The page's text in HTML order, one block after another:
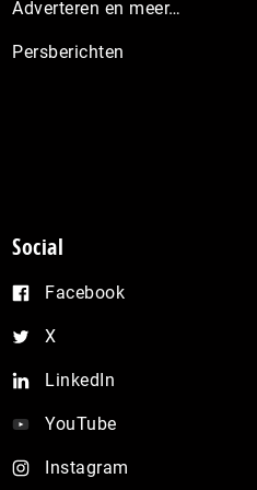
Adverteren en meer…
Persberichten
Social
Facebook
X
LinkedIn
YouTube
Instagram